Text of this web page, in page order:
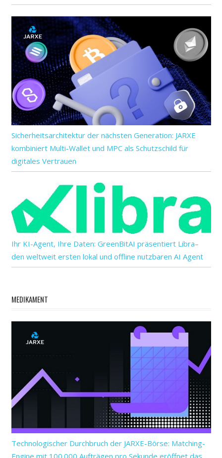
Sicherheitsarchitektur der nächsten Generation: JARXE
kombiniert Multi-Wallet und MPC als Schutzschild für
digitales Vertrauen
Ihr KI-Agent, Ihre Daten: GreenBitAI präsentiert Libra–
den weltweit ersten lokal und offline nutzbaren AI Agent
MEDIKAMENT
Technologischer Durchbruch der JARXE-Börse: Matching-
Engine mit 100.000 Aufträgen pro Sekunde eröffnet das